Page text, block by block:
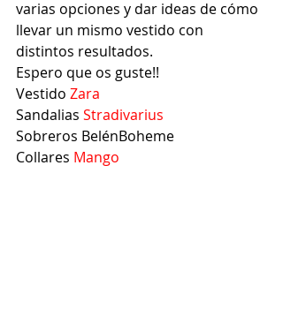
varias opciones y dar ideas de cómo
llevar un mismo vestido con
distintos resultados.
Espero que os guste!!
Vestido Zara
Sandalias Stradivarius
Sobreros BelénBoheme
Collares Mango